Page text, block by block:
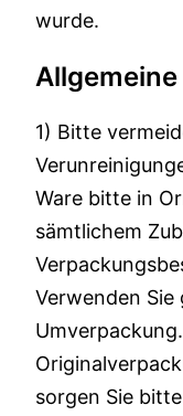
wurde.
1) Bitte
Ware bitte in
sämtlichem
Verwenden
sorgen Sie